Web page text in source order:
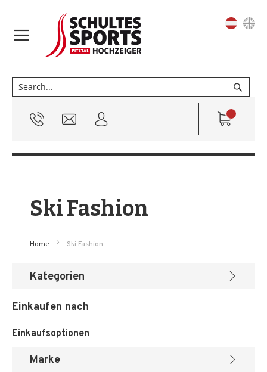
Suche
Sprache
Ski Fashion
Home Ski Fashion
Kategorien
Einkaufen nach
Einkaufsoptionen
Marke